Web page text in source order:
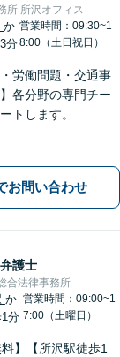
所 所沢オフィス
か
分
営業時間：09:30~1
8:00（土日祝日）
労働問題・交通事
各分野の専門チー
トします。
お問い合わせ
弁護士
合法律事務所
か
1分
営業時間：09:00~1
7:00（土曜日）
】【所沢駅徒歩1